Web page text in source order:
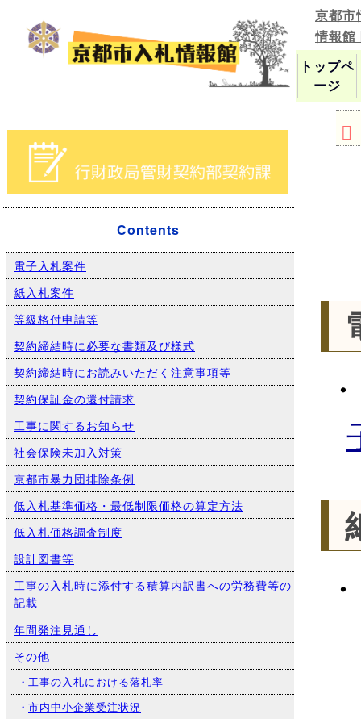
京都市
情報館
トップペ
ージ
Contents
電子入札案件
紙入札案件
等級格付申請等
契約締結時に必要な書類及び様式
契約締結時にお読みいただく注意事項等
契約保証金の還付請求
工事に関するお知らせ
社会保険未加入対策
京都市暴力団排除条例
低入札基準価格・最低制限価格の算定方法
低入札価格調査制度
設計図書等
工事の入札時に添付する積算内訳書への労務費等の
記載
年間発注見通し
その他
・ 工事の入札における落札率
・ 市内中小企業受注状況